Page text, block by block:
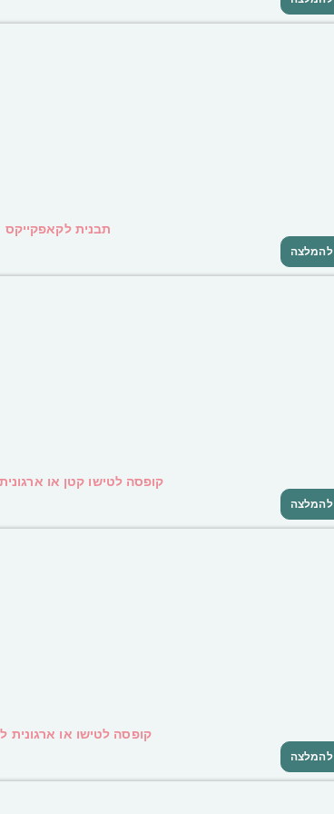
תבנית לקאפקייקס
להמלצה
קופסה לטישו קטן או
להמלצה
קופסה לטישו או ארגונית
להמלצה